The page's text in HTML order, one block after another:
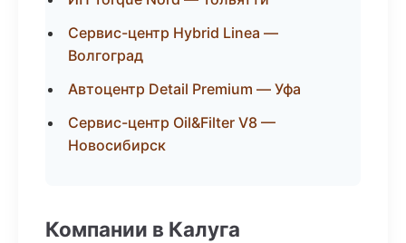
Сервис-центр Hybrid Linea —
Волгоград
Автоцентр Detail Premium — Уфа
Сервис-центр Oil&Filter V8 —
Новосибирск
Компании в Калуга